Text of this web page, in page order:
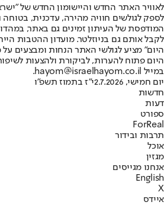
לאוויר האתר החדש והיישומון החדש של
לספק לגולשים חוויה מהירה, עדכנית, בטוחה
המודפסת של העיתון זמינים גם באתר,
לקבל אותם גם בניוזלטר. מועדון ההטבות
היום" מציע לגולשי האתר הנחות ומבצעים על
היום פתוח להערות, לביקורת ולהצעות
במייל hayom@israelhayom.co.il.
יום חמישי, 2.7.2026
י"ז בתמוז תשפ"ו
חדשות
דעות
ספורט
ForReal
תרבות ובידור
אוכל
מגזין
אנחנו מגייסים
English
X
איידס